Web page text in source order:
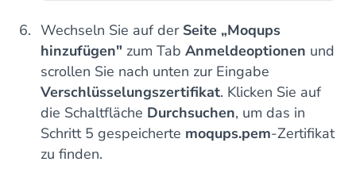
Wechseln Sie auf der Seite „Moqups
hinzufügen" zum Tab Anmeldeoptionen und
scrollen Sie nach unten zur Eingabe
Verschlüsselungszertifikat. Klicken Sie auf
die Schaltfläche Durchsuchen, um das in
Schritt 5 gespeicherte moqups.pem-Zertifikat
zu finden.